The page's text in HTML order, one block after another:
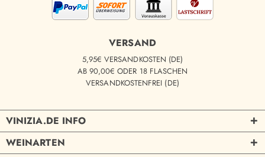
VERSAND
5,95€ VERSANDKOSTEN (DE)
AB 90,00€ ODER 18 FLASCHEN
VERSANDKOSTENFREI (DE)
VINIZIA.DE INFO
WEINARTEN